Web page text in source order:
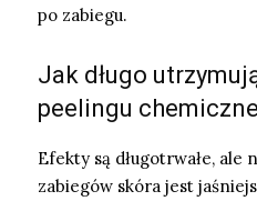
po zabiegu.
Jak długo
peelingu
Efekty są długotrwałe, ale
zabiegów skóra jest